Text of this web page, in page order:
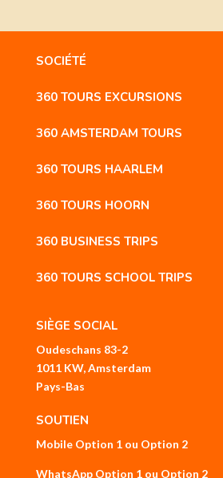
SOCIÉTÉ
360 TOURS EXCURSIONS
360 AMSTERDAM TOURS
360 TOURS HAARLEM
360 TOURS HOORN
360 BUSINESS TRIPS
360 TOURS SCHOOL TRIPS
SIÈGE SOCIAL
Oudeschans 83-2
1011 KW, Amsterdam
Pays-Bas
SOUTIEN
Mobile Option 1ou Option 2
WhatsApp Option 1ou Option 2